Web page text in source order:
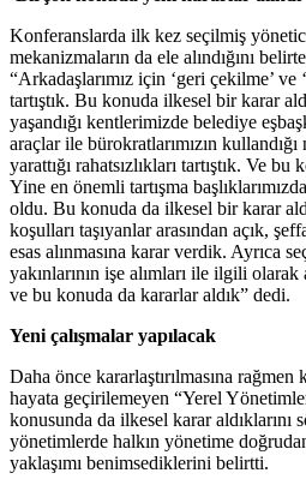
Konferanslarda ilk kez seçilmiş
mekanizmaların da ele alındığını
“Arkadaşlarımız için ‘geri çekilme’ ve
tartıştık. Bu konuda ilkesel bir karar
yaşandığı kentlerimizde belediye
araçlar ile bürokratlarımızın
yarattığı rahatsızlıkları tartıştık. Ve
Yine en önemli tartışma
oldu. Bu konuda da ilkesel bir karar
koşulları taşıyanlar arasından açık,
esas alınmasına karar verdik. Ayrıca
yakınlarının işe alımları ile ilgili olarak
ve bu konuda da kararlar aldık” dedi.
Yeni çalışmalar yapılacak
Daha önce kararlaştırılmasına
hayata geçirilemeyen “Yerel
konusunda da ilkesel karar
yönetimlerde halkın yönetime
yaklaşımı benimsediklerini belirtti.